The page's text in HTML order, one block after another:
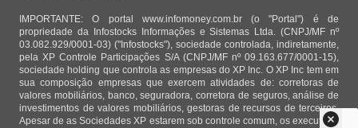
IMPORTANTE: O portal www.infomoney.com.br (o "Portal") é de
propriedade da Infostocks Informações e Sistemas Ltda. (CNPJ/MF nº
03.082.929/0001-03) ("Infostocks"), sociedade controlada, indiretamente,
pela XP Controle Participações S/A (CNPJ/MF nº 09.163.677/0001-15),
sociedade holding que controla as empresas do XP Inc. O XP Inc tem em
sua composição empresas que exercem atividades de: corretoras de
valores mobiliários, banco, seguradora, corretora de seguros, análise de
investimentos de valores mobiliários, gestoras de recursos de terceiros.
Apesar de as Sociedades XP estarem sob controle comum, os executivos